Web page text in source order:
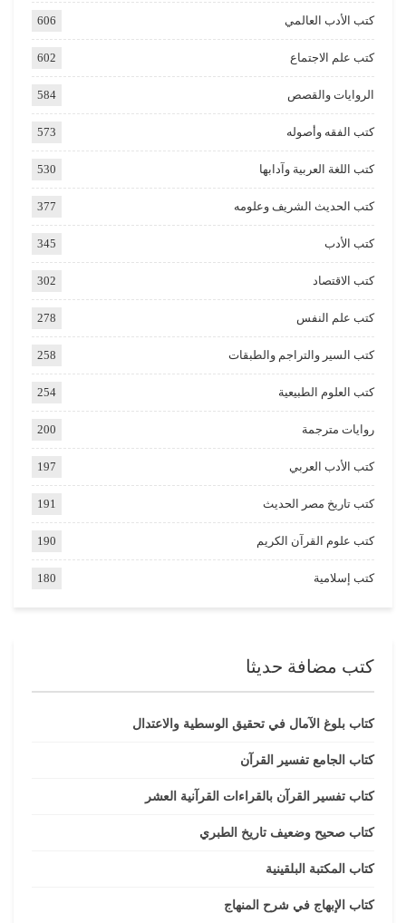
كتب الأدب العالمي 606
كتب علم الاجتماع 602
الروايات والقصص 584
كتب الفقه وأصوله 573
كتب اللغة العربية وآدابها 530
كتب الحديث الشريف وعلومه 377
كتب الأدب 345
كتب الاقتصاد 302
كتب علم النفس 278
كتب السير والتراجم والطبقات 258
كتب العلوم الطبيعية 254
روايات مترجمة 200
كتب الأدب العربي 197
كتب تاريخ مصر الحديث 191
كتب علوم القرآن الكريم 190
كتب إسلامية 180
كتب مضافة حديثا
كتاب بلوغ الآمال في تحقيق الوسطية والاعتدال
كتاب الجامع تفسير القرآن
كتاب تفسير القرآن بالقراءات القرآنية العشر
كتاب صحيح وضعيف تاريخ الطبري
كتاب المكتبة البلقينية
كتاب الإبهاج في شرح المنهاج